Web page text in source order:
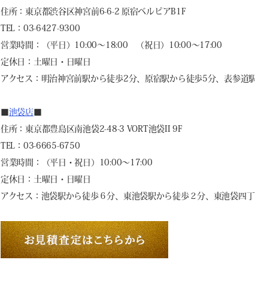
住所：東京都渋谷区神宮前6-6-2 原宿ベルピアB1F
TEL：03-6427-9300
営業時間：（平日）10:00～18:00 （祝日）10:00～17:00
定休日：土曜日・日曜日
アクセス：明治神宮前駅から徒歩2分、原宿駅から徒歩5分、表参道
■池袋店■
住所：東京都豊島区南池袋2-48-3 VORT池袋II 9F
TEL：03-6665-6750
営業時間：（平日・祝日）10:00～17:00
定休日：土曜日・日曜日
アクセス：池袋駅から徒歩６分、東池袋駅から徒歩２分、東池袋四